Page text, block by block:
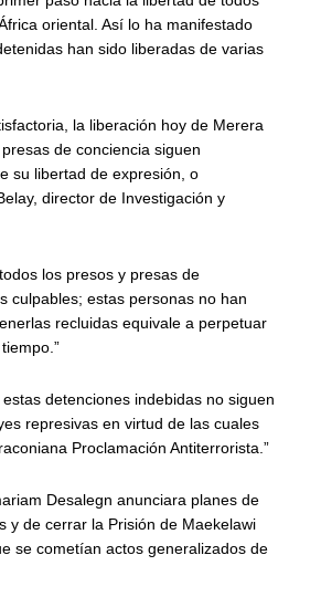
oriental. Así lo ha manifestado
han sido liberadas de varias
la liberación hoy de Merera
de conciencia siguen
su libertad de expresión, o
director de Investigación y
los presos y presas de
culpables; estas personas no han
recluidas equivale a perpetuar
detenciones indebidas no siguen
represivas en virtud de las cuales
Proclamación Antiterrorista.”
Desalegn anunciara planes de
y de cerrar la Prisión de Maekelawi
se cometían actos generalizados de